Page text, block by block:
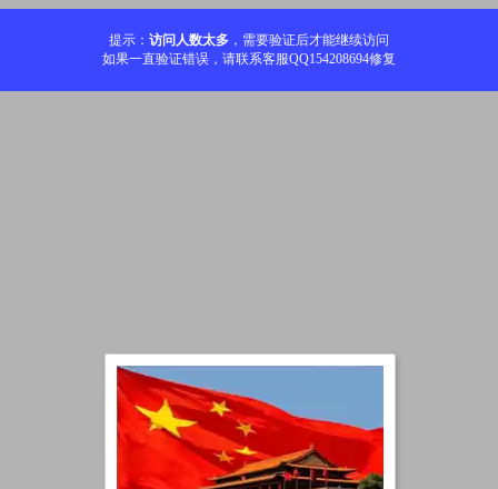
提示： 访问人数太多 ，需要验证后才能继续访问
如果一直验证错误，请联系客服QQ154208694修复
加载中